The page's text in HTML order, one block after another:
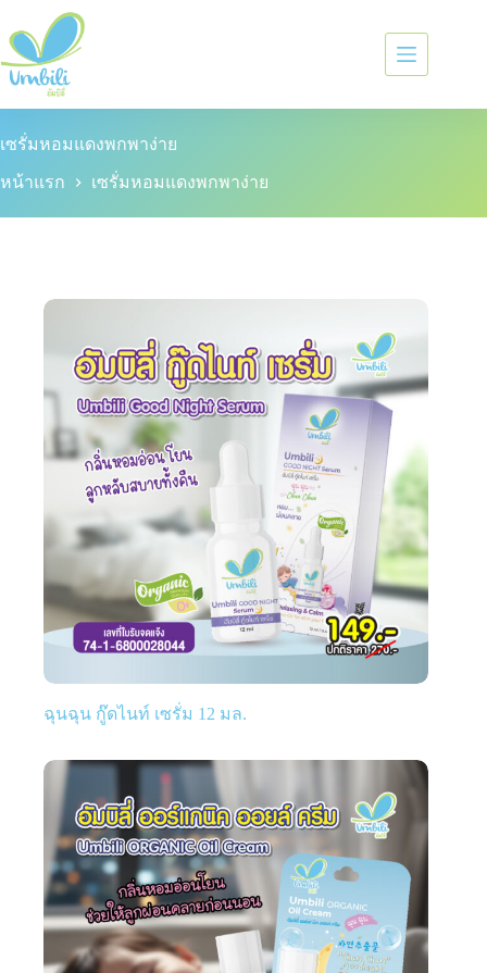
เซรั่มหอมแดงพกพาง่าย
หน้าแรก เซรั่มหอมแดงพกพาง่าย
ฉุนฉุน กู๊ดไนท์ เซรั่ม 12 มล.